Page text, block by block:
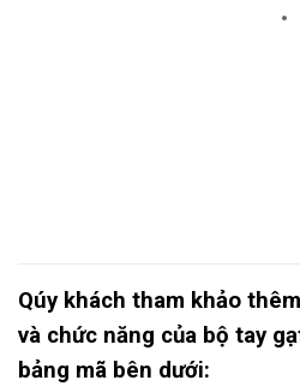
Qúy khách tham khảo
và chức năng của bộ tay
bảng mã bên dưới: